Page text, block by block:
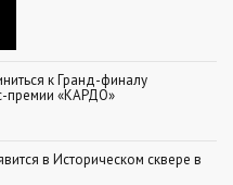
к Гранд-финалу
премии «КАРДО»
в Историческом сквере в